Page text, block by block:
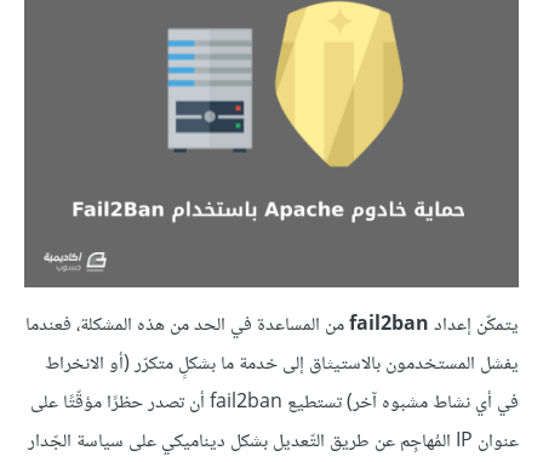
يتمكّن إعدادfail2banمن المساعدة في الحد من هذه المشكلة، فعندما
يفشل المستخدمون بالاستيثاق إلى خدمة ما بشكلٍ متكرّر (أو الانخراط
في أي نشاط مشبوه آخر) تستطيع fail2ban أن تصدر حظرًا مؤقّتًا على
عنوان IP المُهاجِم عن طريق التّعديل بشكل ديناميكي على سياسة الجّدار